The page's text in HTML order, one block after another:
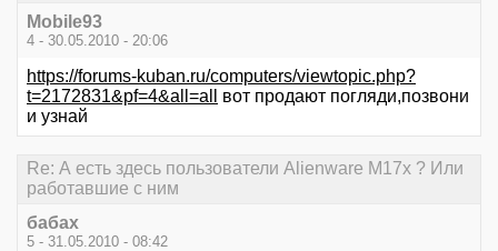
Mobile93
4 - 30.05.2010 - 20:06
https://forums-kuban.ru/computers/viewtopic.php?
t=2172831&pf=4&all=all
вот продают погляди,позвони
и узнай
Re: А есть здесь пользователи Alienware M17x ? Или
работавшие с ним
бабах
5 - 31.05.2010 - 08:42